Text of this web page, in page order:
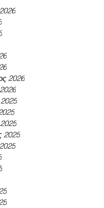
2026
2025